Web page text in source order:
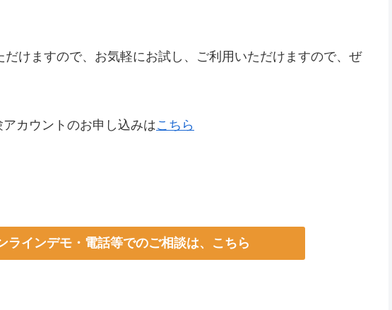
けますので、お気軽にお試し、ご利用いただけますので、ぜ
カウントのお申し込みはこちら
ラインデモ・ 電話等でのご相談は、こちら